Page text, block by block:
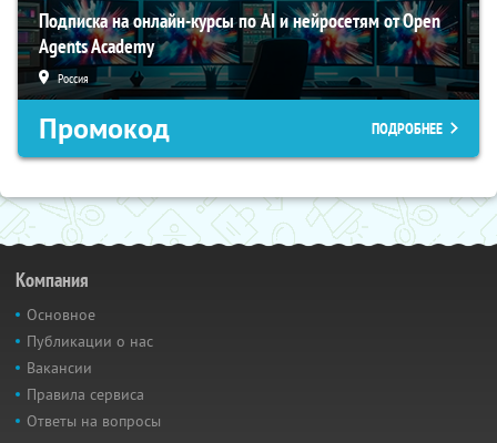
Подписка на онлайн-курсы по AI и нейросетям от Open
Agents Academy
Россия
Промокод ПОДРОБНЕЕ
Компания
Основное
Публикации о нас
Вакансии
Правила сервиса
Ответы на вопросы